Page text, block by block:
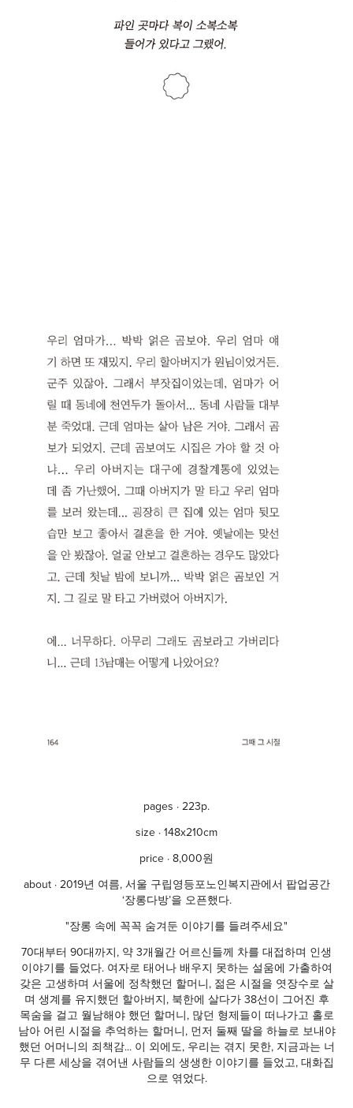
pages · 223p.
size · 148x210cm
price · 8,000원
about · 2019년 여름, 서울 구립영등포노인복지관에서 팝업공간
‘장롱다방’을 오픈했다.
"장롱 속에 꼭꼭 숨겨둔 이야기를 들려주세요"
70대부터 90대까지, 약 3개월간 어르신들께 차를 대접하며 인생
이야기를 들었다. 여자로 태어나 배우지 못하는 설움에 가출하여
갖은 고생하며 서울에 정착했던 할머니, 젊은 시절을 엿장수로 살
며 생계를 유지했던 할아버지, 북한에 살다가 38선이 그어진 후
목숨을 걸고 월남해야 했던 할머니, 많던 형제들이 떠나가고 홀로
남아 어린 시절을 추억하는 할머니, 먼저 둘째 딸을 하늘로 보내야
했던 어머니의 죄책감... 이 외에도, 우리는 겪지 못한, 지금과는 너
무 다른 세상을 겪어낸 사람들의 생생한 이야기를 들었고, 대화집
으로 엮었다.